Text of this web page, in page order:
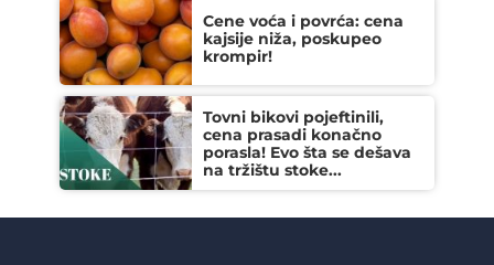
Cene voća i povrća: cena
kajsije niža, poskupeo
krompir!
Tovni bikovi pojeftinili,
cena prasadi konačno
porasla! Evo šta se dešava
na tržištu stoke...